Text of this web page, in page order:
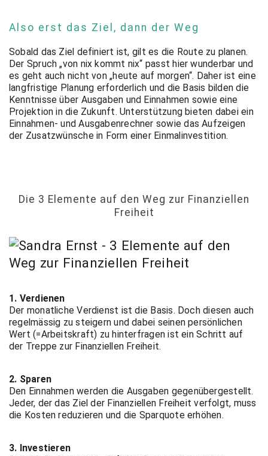
Also erst das Ziel, dann der Weg
Sobald das Ziel definiert ist, gilt es die Route zu planen.
Der Spruch „von nix kommt nix“ passt hier wunderbar und
es geht auch nicht von „heute auf morgen“. Daher ist eine
langfristige Planung erforderlich und die Basis bilden die
Kenntnisse über Ausgaben und Einnahmen sowie eine
Projektion in die Zukunft. Unterstützung bieten dabei ein
Einnahmen- und Ausgabenrechner sowie das Aufzeigen
der Zusatzwünsche in Form einer Einmalinvestition.
Die 3 Elemente auf den Weg zur Finanziellen
Freiheit
1. Verdienen
Der monatliche Verdienst ist die Basis. Doch diesen auch
regelmässig zu steigern und dabei seinen persönlichen
Wert (=Arbeitskraft) zu hinterfragen ist ein Schritt auf
der Treppe zur Finanziellen Freiheit.
2. Sparen
Den Einnahmen werden die Ausgaben gegenübergestellt.
Jeder, der das Ziel der Finanziellen Freiheit verfolgt, muss
die Kosten reduzieren und die Sparquote erhöhen.
3. Investieren